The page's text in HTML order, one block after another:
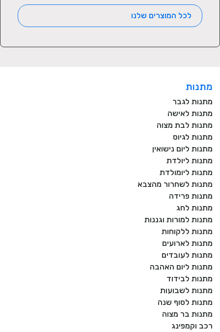
לכל המוצרים שלנו
מתנות
מתנות לגבר
מתנות לאישה
מתנות לבת מצוה
מתנות לגיוס
מתנות ליום נישואין
מתנות ליולדת
מתנות ליומולדת
מתנות לשחרור מהצבא
מתנות פרידה
מתנות לחג
מתנות למורות וגננות
מתנות ללקוחות
מתנות לארועים
מתנות לעובדים
מתנות ליום האהבה
מתנות לבידוד
מתנות לשבועות
מתנות לסוף שנה
מתנות בר מצוה
רכב וקמפינג